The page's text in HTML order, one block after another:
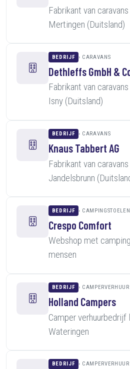
Fabrikant van
Mertingen (Duitsland)
BEDRIJF CARAVANS
Dethleffs GmbH &
Fabrikant van
Isny (Duitsland)
BEDRIJF CARAVANS
Knaus Tabbert AG
Fabrikant van
Jandelsbrunn
BEDRIJF CAMPINGSTOELEN
Crespo Comfort
Webshop met
mensen
BEDRIJF CAMPERVERHUUR
Holland Campers
Camper verhuurbedrijf
Wateringen
BEDRIJF CAMPERVERHUUR